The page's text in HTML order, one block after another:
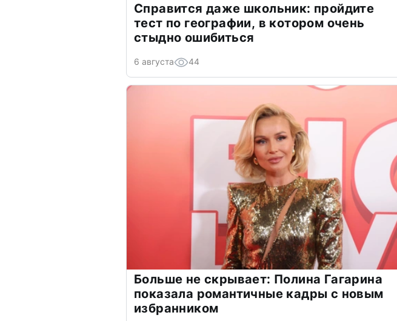
Справится даже школьник: пройдите
тест по географии, в котором очень
стыдно ошибиться
6 августа 44
Больше не скрывает: Полина Гагарина
показала романтичные кадры с новым
избранником